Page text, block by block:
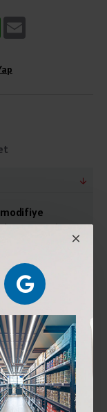
WhatsApp
modifiye
(asetik asit),
madde
çeşitli
ed niz.Türk